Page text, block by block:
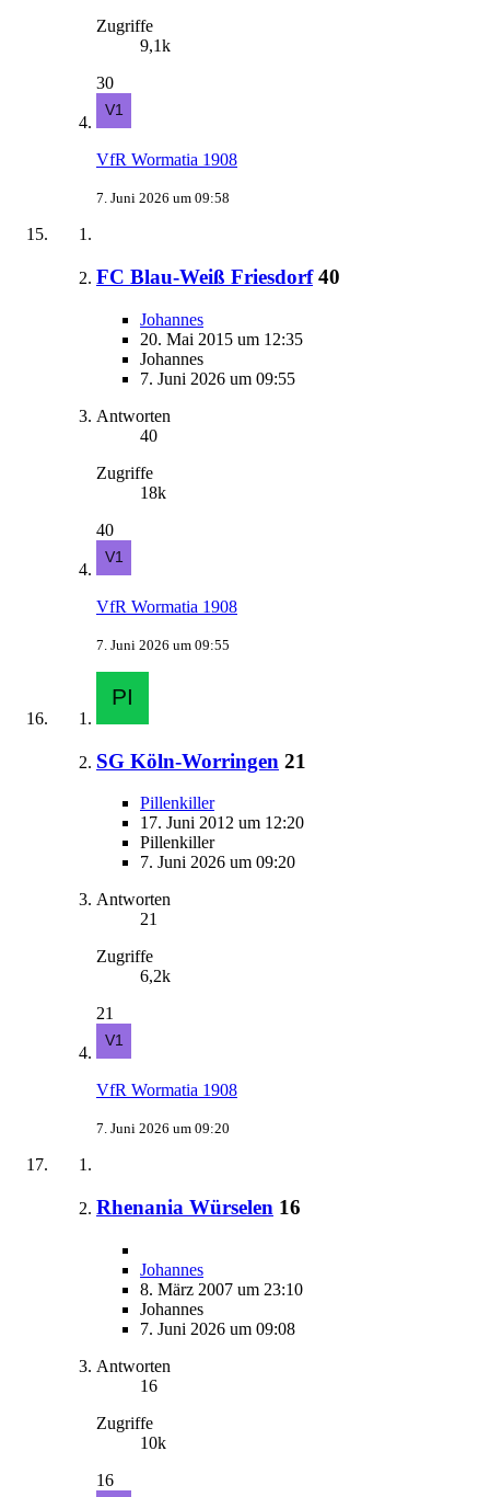
Zugriffe
9,1k
30
VfR Wormatia 1908
7. Juni 2026 um 09:58
FC Blau-Weiß Friesdorf 40
Johannes
20. Mai 2015 um 12:35
Johannes
7. Juni 2026 um 09:55
Antworten
40
Zugriffe
18k
40
VfR Wormatia 1908
7. Juni 2026 um 09:55
SG Köln-Worringen 21
Pillenkiller
17. Juni 2012 um 12:20
Pillenkiller
7. Juni 2026 um 09:20
Antworten
21
Zugriffe
6,2k
21
VfR Wormatia 1908
7. Juni 2026 um 09:20
Rhenania Würselen 16
Johannes
8. März 2007 um 23:10
Johannes
7. Juni 2026 um 09:08
Antworten
16
Zugriffe
10k
16